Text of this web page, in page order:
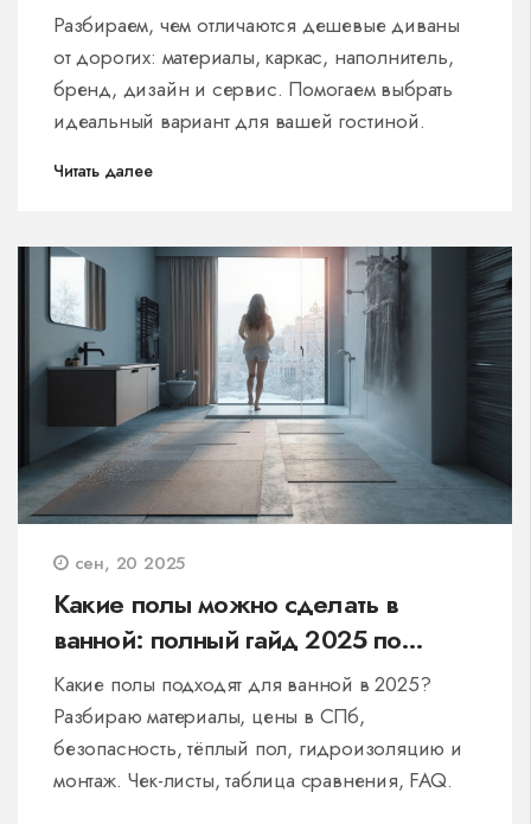
Разбираем, чем отличаются дешевые диваны
от дорогих: материалы, каркас, наполнитель,
бренд, дизайн и сервис. Помогаем выбрать
идеальный вариант для вашей гостиной.
Читать далее
сен, 20 2025
Какие полы можно сделать в
ванной: полный гайд 2025 по
материалам, ценам и укладке
Какие полы подходят для ванной в 2025?
Разбираю материалы, цены в СПб,
безопасность, тёплый пол, гидроизоляцию и
монтаж. Чек-листы, таблица сравнения, FAQ.